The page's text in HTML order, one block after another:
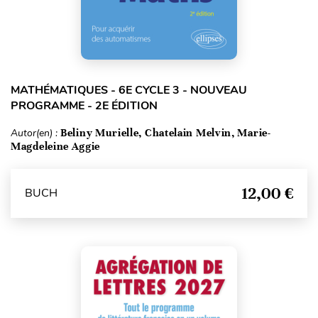
MATHÉMATIQUES - 6E CYCLE 3 - NOUVEAU
PROGRAMME - 2E ÉDITION
Autor(en) : Beliny Murielle, Chatelain Melvin, Marie-
Magdeleine Aggie
BUCH 12,00 €